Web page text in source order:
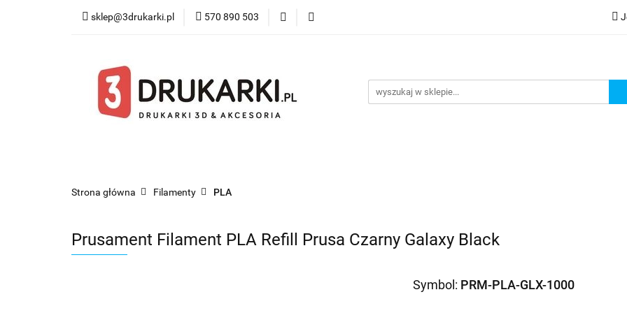
sklep@3drukarki.pl 570 890 503
Blog Bestsellery
Strona główna Filamenty PLA
Prusament Filament PLA Refill Prusa Czarny Galaxy Black
Symbol: PRM-PLA-GLX-1000